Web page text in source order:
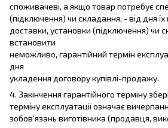
споживачеві, а якщо товар потребує
(підключення) чи складання, - від дня
доставки, установки (підключення) чи
встановити
неможливо, гарантійний термін
дня
укладення договору купівлі-продажу.
4. Закінчення гарантійного терміну
терміну експлуатації означає
зобов'язань виготівника (продавця,